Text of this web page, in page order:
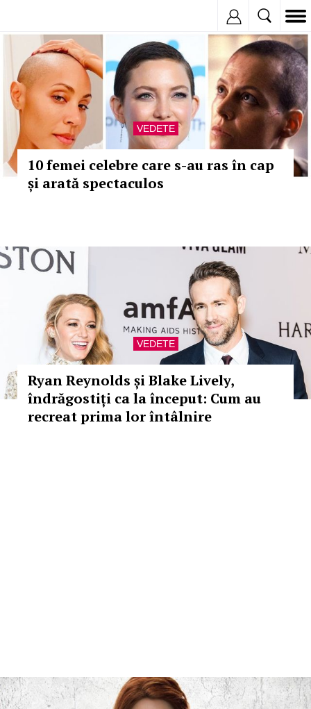
VEDETE
10 femei celebre care s-au ras în cap
și arată spectaculos
VEDETE
Ryan Reynolds și Blake Lively,
îndrăgostiți ca la început: Cum au
recreat prima lor întâlnire